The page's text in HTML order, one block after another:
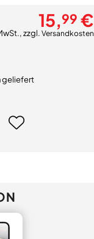
15,99 €
zzgl.Versandkosten
geliefert